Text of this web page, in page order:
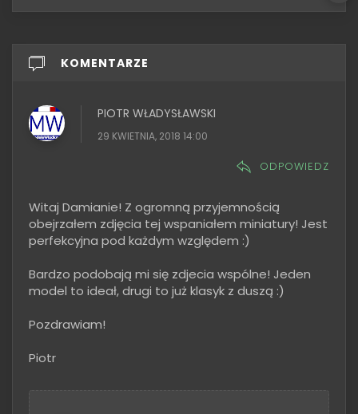
KOMENTARZE
PIOTR WŁADYSŁAWSKI
29 KWIETNIA, 2018 14:00
ODPOWIEDZ
Witaj Damianie! Z ogromną przyjemnością
obejrzałem zdjęcia tej wspaniałem miniatury! Jest
perfekcyjna pod każdym względem :)
Bardzo podobają mi się zdjecia wspólne! Jeden
model to ideał, drugi to już klasyk z duszą :)
Pozdrawiam!
Piotr